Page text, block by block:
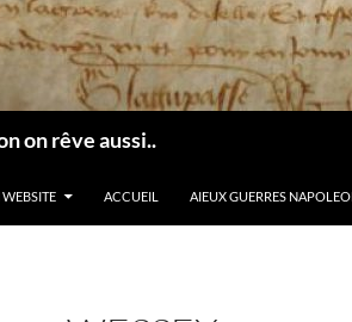
on rêve aussi..
ACCUEIL AIEUX GUERRES